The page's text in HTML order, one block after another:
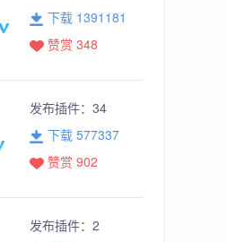
下载 1391181
赞赏 348
发布插件： 34
下载 577337
赞赏 902
发布插件： 2